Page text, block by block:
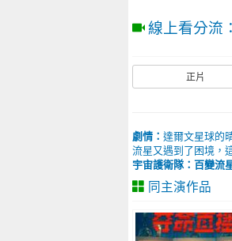
線上看分流：
正片
劇情： 達爾文星球的
流星又遇到了困境，
宇宙護衛隊：百變流
同主演作品